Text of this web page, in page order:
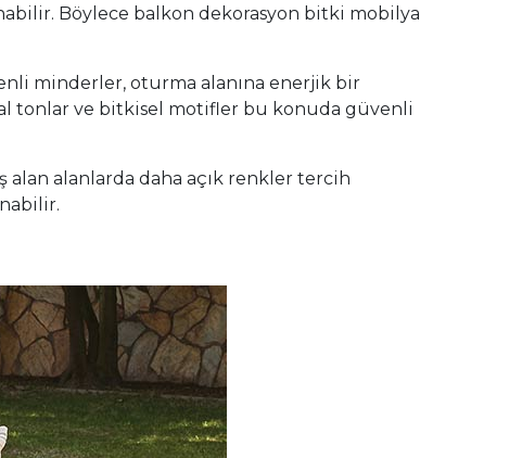
Böylece balkon dekorasyon bitki mobilya
minderler, oturma alanına enerjik bir
tonlar ve bitkisel motifler bu konuda güvenli
alan alanlarda daha açık renkler tercih